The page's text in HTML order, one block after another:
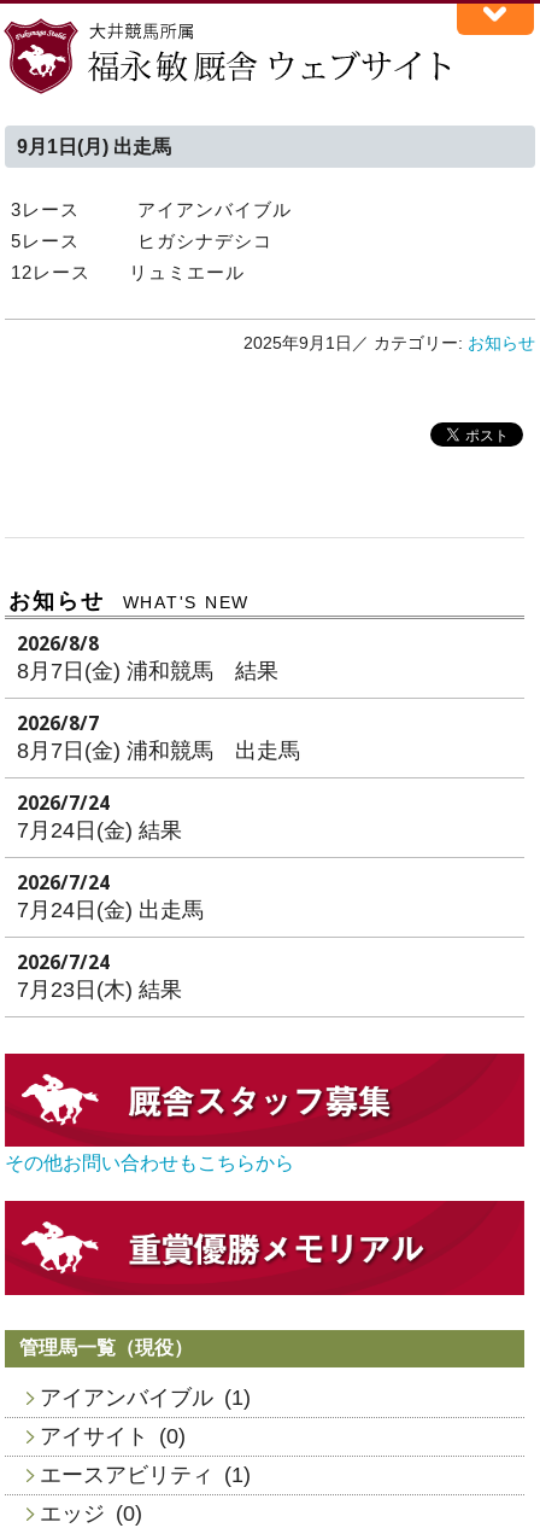
9月1日(月) 出走馬
3レース アイアンバイブル
5レース ヒガシナデシコ
12レース リュミエール
2025年9月1日／ カテゴリー: お知らせ
お知らせ WHAT'S NEW
2026/8/8
8月7日(金) 浦和競馬 結果
2026/8/7
8月7日(金) 浦和競馬 出走馬
2026/7/24
7月24日(金) 結果
2026/7/24
7月24日(金) 出走馬
2026/7/24
7月23日(木) 結果
その他お問い合わせもこちらから
管理馬一覧（現役）
アイアンバイブル (1)
アイサイト
(0)
エースアビリティ
(1)
エッジ (0)